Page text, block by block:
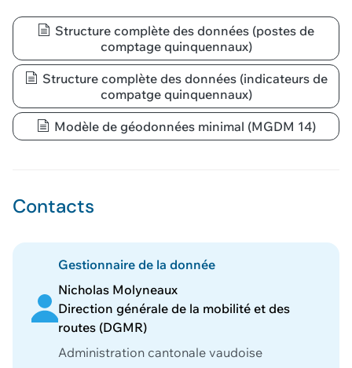
Structure complète des données (postes de
comptage quinquennaux)
Structure complète des données (indicateurs de
compatge quinquennaux)
Modèle de géodonnées minimal (MGDM 14)
Contacts
Gestionnaire de la donnée
Nicholas Molyneaux
Direction générale de la mobilité et des
routes (DGMR)
Administration cantonale vaudoise